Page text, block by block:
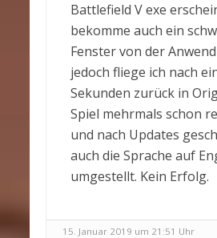
Battlefield V exe
bekomme auch ein
Fenster von der
jedoch fliege ich nach
Sekunden zurück in
Spiel mehrmals schon
und nach Updates
auch die Sprache auf
umgestellt. Kein Erfolg.
15. Januar 2019 um 21:51 Uhr